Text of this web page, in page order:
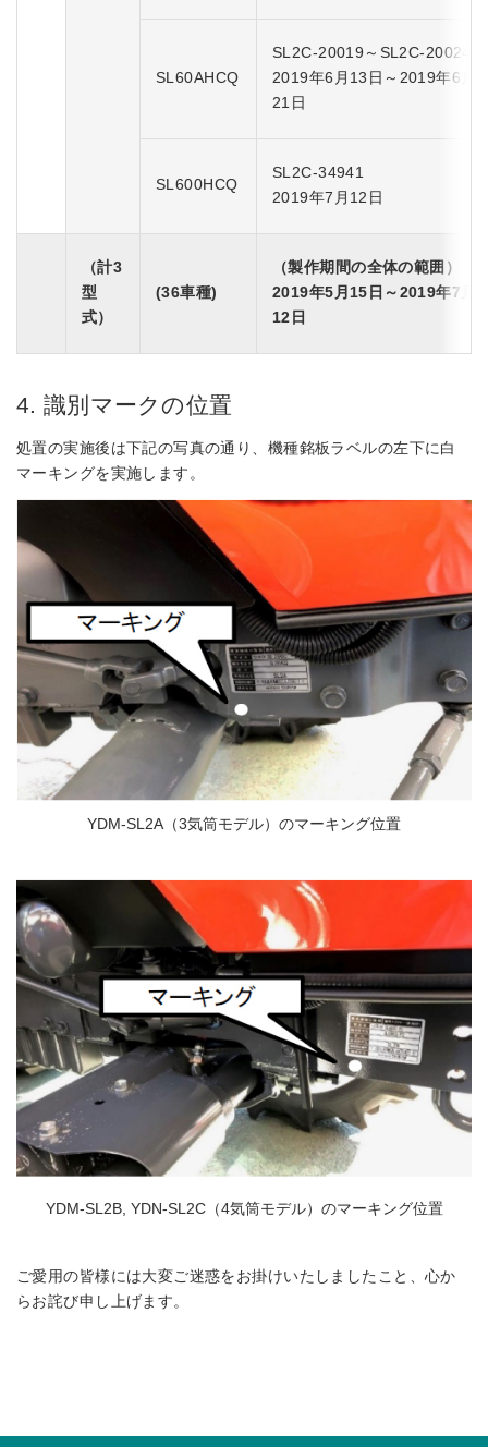
SL60AHCQ
SL2C-20019～SL2C-20024
2019年6月13日～2019年6月
21日
SL600HCQ
SL2C-34941
2019年7月12日
（計3
型
式）
(36車種)
（製作期間の全体の範囲）
2019年5月15日～2019年7月
12日
4. 識別マークの位置
処置の実施後は下記の写真の通り、機種銘板ラベルの左下に白
マーキングを実施します。
YDM-SL2A（3気筒モデル）のマーキング位置
YDM-SL2B, YDN-SL2C（4気筒モデル）のマーキング位置
ご愛用の皆様には大変ご迷惑をお掛けいたしましたこと、心か
らお詫び申し上げます。